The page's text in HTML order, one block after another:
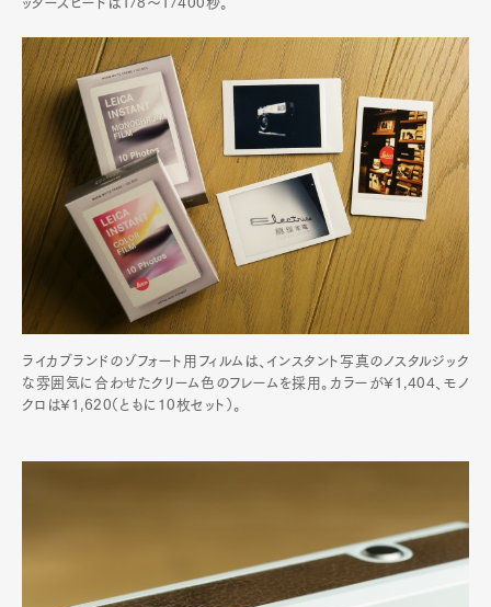
ライカブランドのゾフォート用フィルムは、インスタント写真のノスタルジック
な雰囲気に合わせたクリーム色のフレームを採用。カラーが¥1,404、モノ
クロは¥1,620（ともに10枚セット）。